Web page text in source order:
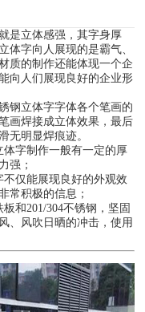
是立体感强，其字身厚
体字向人展现的是霸气、
质的制作还能体现一个企
向人们展现良好的企业形
钢立体字字体各个笔画的
画焊接成立体效果，最后
无明显焊痕迹。
体字制作一般有一定的厚
强；
仅能展现良好的外观效
常积极的信息；
和201/304不锈钢，坚固
、风吹日晒的冲击，使用